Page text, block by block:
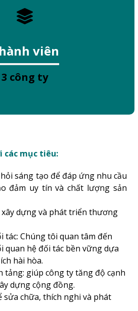
viên
3 công ty
các mục tiêu:
sáng tạo để đáp ứng nhu cầu
đảm uy tín và chất lượng sản
dựng và phát triển thương
tác: Chúng tôi quan tâm đến
quan hệ đối tác bền vững dựa
hài hòa.
tảng: giúp công ty tăng độ cạnh
dựng cộng đồng.
sửa chữa, thích nghi và phát